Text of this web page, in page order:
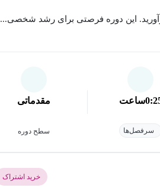
این دوره فرصتی برای رشد شخصی...
ساعت
سرفصل‌ها
مقدماتی
سطح دوره
خرید اشتراک